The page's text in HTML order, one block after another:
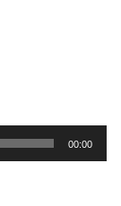
00:00